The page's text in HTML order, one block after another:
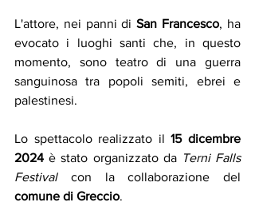
L'attore, nei panni di San Francesco, ha
evocato i luoghi santi che, in questo
momento, sono teatro di una guerra
sanguinosa tra popoli semiti, ebrei e
palestinesi.
Lo spettacolo realizzato il 15 dicembre
2024 è stato organizzato da Terni Falls
Festival
comune di Greccio.